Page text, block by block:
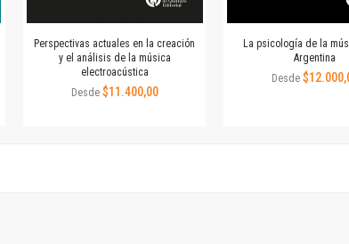
Perspectivas actuales en la creación
y el análisis de la música
electroacústica
Desde $11.400,00
La psicología de la
Argentina
Desde